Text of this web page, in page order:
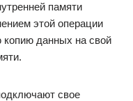
памяти
этой операции
копию данных на свой
свое